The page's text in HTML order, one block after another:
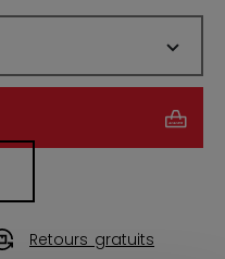
Retours gratuits